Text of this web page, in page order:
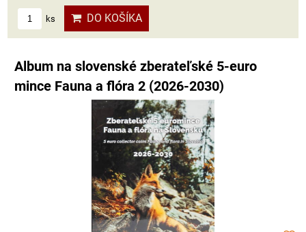
ks DO KOŠÍKA
Album na slovenské zberateľské 5-euro
mince Fauna a flóra 2 (2026-2030)